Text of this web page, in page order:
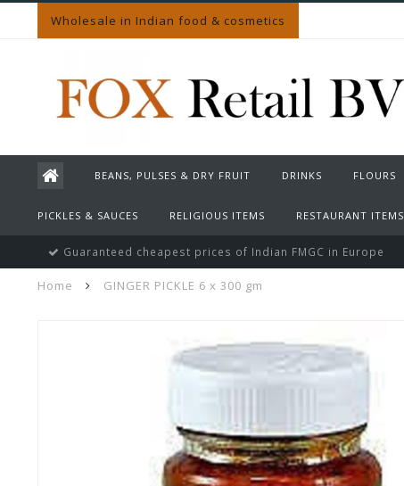
Wholesale in Indian food & cosmetics
BEANS, PULSES & DRY FRUIT DRINKS FLOURS
PICKLES & SAUCES RELIGIOUS ITEMS RESTAURANT ITEMS
Guaranteed cheapest prices of Indian FMGC in Europe
Home GINGER PICKLE 6 x 300 gm